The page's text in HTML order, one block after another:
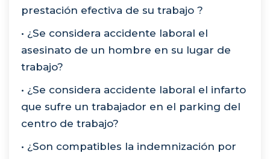
prestación efectiva de su trabajo ?
• ¿Se considera accidente laboral el
asesinato de un hombre en su lugar de
trabajo?
• ¿Se considera accidente laboral el infarto
que sufre un trabajador en el parking del
centro de trabajo?
• ¿Son compatibles la indemnización por